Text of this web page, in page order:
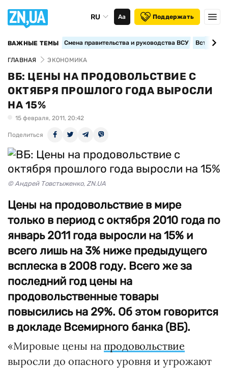
RU Аа Поддержать
ВАЖНЫЕ ТЕМЫ Смена правительства и руководства ВСУ
ГЛАВНАЯ ЭКОНОМИКА
ВБ: ЦЕНЫ НА ПРОДОВОЛЬСТВИЕ С
ОКТЯБРЯ ПРОШЛОГО ГОДА ВЫРОСЛИ
НА 15%
15 февраля, 2011, 20:42
Поделиться
© Андрей Товстыженко, ZN.UA
Цены на продовольствие в мире
только в период с октября 2010 года по
январь 2011 года выросли на 15% и
всего лишь на 3% ниже предыдущего
всплеска в 2008 году. Всего же за
последний год цены на
продовольственные товары
повысились на 29%. Об этом говорится
в докладе Всемирного банка (ВБ).
«Мировые цены на продовольствие
выросли до опасного уровня и угрожают